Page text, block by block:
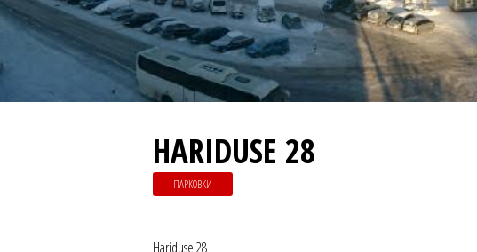
HARIDUSE 28
ПАРКОВКИ
Hariduse 28